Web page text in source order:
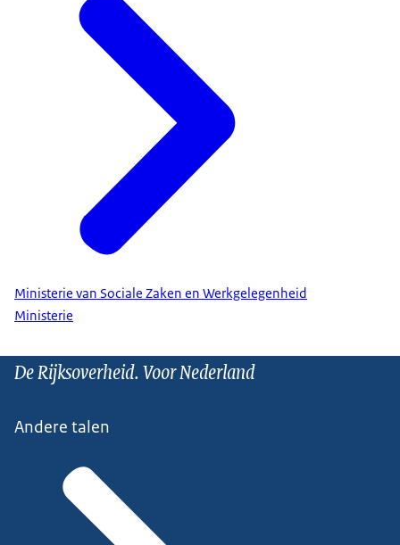
Ministerie van Sociale Zaken en Werkgelegenheid
Ministerie
De Rijksoverheid. Voor Nederland
Andere talen